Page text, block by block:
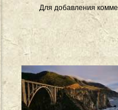
Для добавления